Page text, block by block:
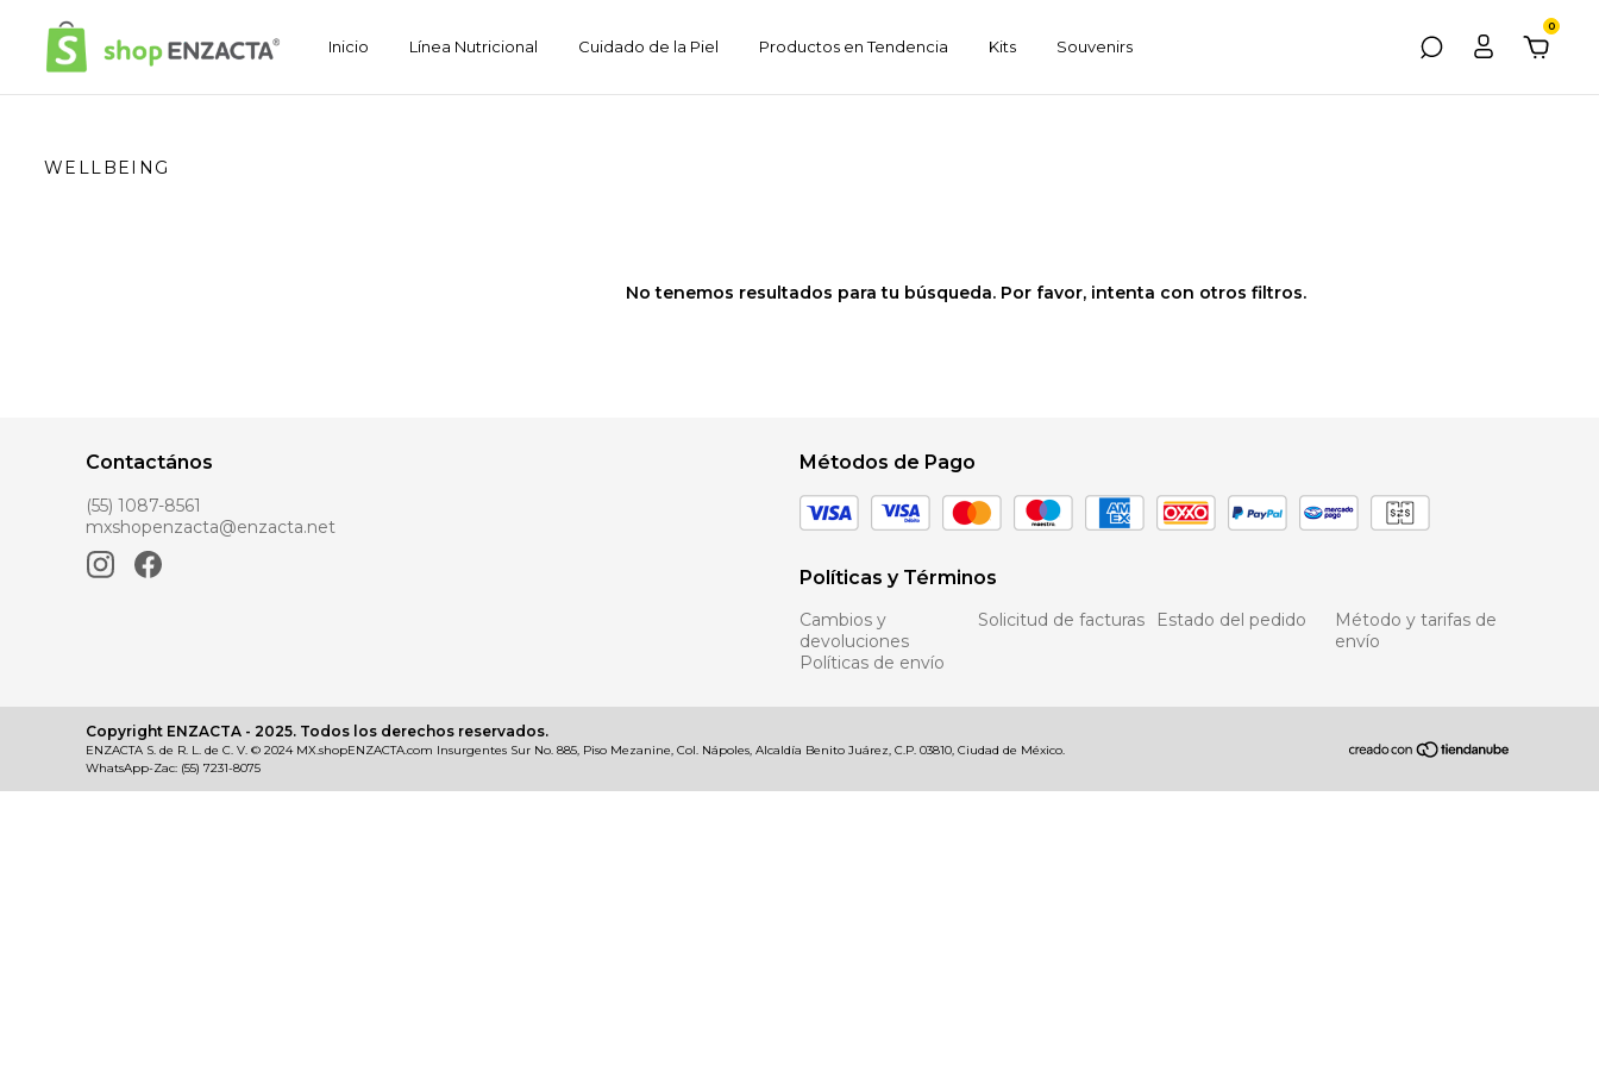
Inicio Línea Nutricional Cuidado de la Piel Productos en Tendencia Kits Souvenirs
0
WELLBEING
No tenemos resultados para tu búsqueda. Por favor, intenta con otros filtros.
Contactános
(55) 1087-8561
mxshopenzacta@enzacta.net
Métodos de Pago
Políticas y Términos
Cambios y
devoluciones
Solicitud de facturas Estado del pedido
Método y tarifas de
envío
Políticas de envío
Copyright ENZACTA - 2025. Todos los derechos reservados.
ENZACTA S. de R. L. de C. V. © 2024 MX.shopENZACTA.com Insurgentes Sur No. 885, Piso Mezanine, Col. Nápoles, Alcaldía Benito Juárez, C.P. 03810, Ciudad de México.
WhatsApp-Zac: (55) 7231-8075